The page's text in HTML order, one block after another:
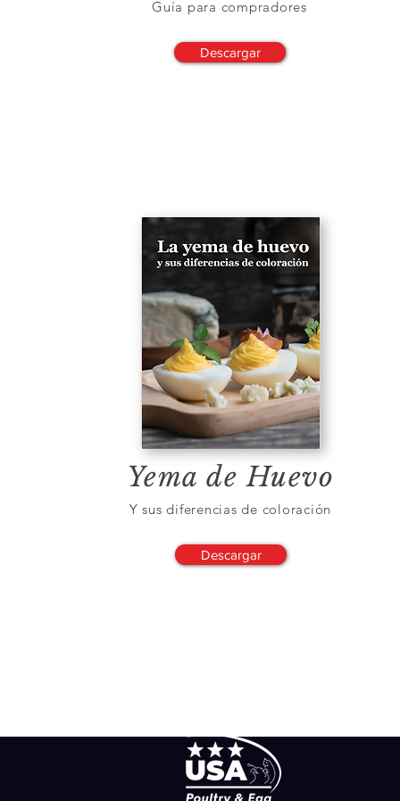
Yema de Huevo
Y sus diferencias de coloración
Descargar
Guía para compradores
Descargar